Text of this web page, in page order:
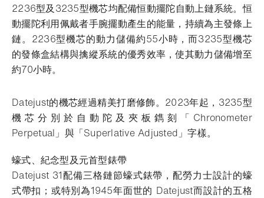
2236型及3235型機芯均配備恒動擺陀自動上鏈系統。恒
動擺陀利用佩戴者手腕擺動產生的能量，持續為主發條上
鏈。2236型機芯的動力儲備約55小時，而3235型機芯
的發條盒結構與擒縱系統的優秀效率，使其動力儲備增至
約70小時。
Datejust的機芯經過精美打磨修飾。2023年起，3235型
機芯分別於自動陀及夾板鐫刻「Chronometer
Perpetual」與「Superlative Adjusted」字樣。
蠔式、紀念型及元首型錶帶
Datejust 31配備三格鏈節蠔式錶帶，配勞力士設計的蠔
式帶扣；或特別為1945年面世的 Datejust而設計的五格